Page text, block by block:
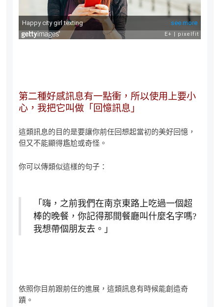
第二種好感訊息有一點衝，所以使用上要小
心，我把它叫做「回憶訊息」
這類訊息的目的是要讓你前任回想起當初的美好回憶，
但又不能顯得尷尬或奇怪。
你可以傳類似這樣的句子：
「嗨，之前我們在南京東路上吃過一個超
棒的晚餐，你記得那間餐廳叫什麼名字嗎?
我想帶個朋友去。」
依照你目前跟前任的進展，這類訊息有時候能創造奇
蹟。